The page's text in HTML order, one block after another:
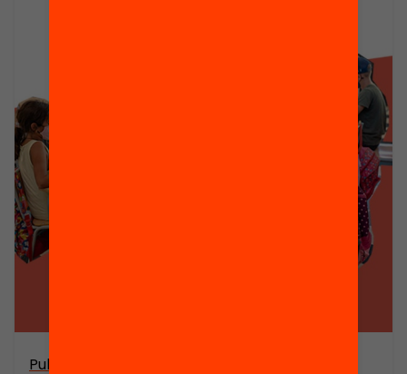
Publicació